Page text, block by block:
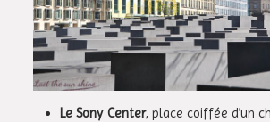
Le Sony Center, place coiffée d’un